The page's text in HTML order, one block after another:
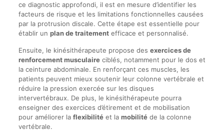
ce diagnostic approfondi, il est en mesure d’identifier les
facteurs de risque et les limitations fonctionnelles causées
par la protrusion discale. Cette étape est essentielle pour
établir un plan de traitementefficace et personnalisé.
Ensuite, le kinésithérapeute propose des exercices de
renforcement musculaireciblés, notamment pour le dos et
la ceinture abdominale. En renforçant ces muscles, les
patients peuvent mieux soutenir leur colonne vertébrale et
réduire la pression exercée sur les disques
intervertébraux. De plus, le kinésithérapeute pourra
enseigner des exercices d’étirement et de mobilisation
pour améliorer la flexibilitéet la mobilitéde la colonne
vertébrale.